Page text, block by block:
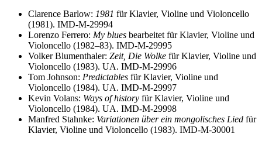
Clarence Barlow: 1981 für Klavier, Violine und Violoncello
(1981). IMD-M-29994
Lorenzo Ferrero: My blues bearbeitet für Klavier, Violine und
Violoncello (1982–83). IMD-M-29995
Volker Blumenthaler: Zeit, Die Wolke für Klavier, Violine und
Violoncello (1983). UA. IMD-M-29996
Tom Johnson: Predictables für Klavier, Violine und
Violoncello (1984). UA. IMD-M-29997
Kevin Volans: Ways of history für Klavier, Violine und
Violoncello (1984). UA. IMD-M-29998
Manfred Stahnke: Variationen über ein mongolisches Lied für
Klavier, Violine und Violoncello (1983). IMD-M-30001